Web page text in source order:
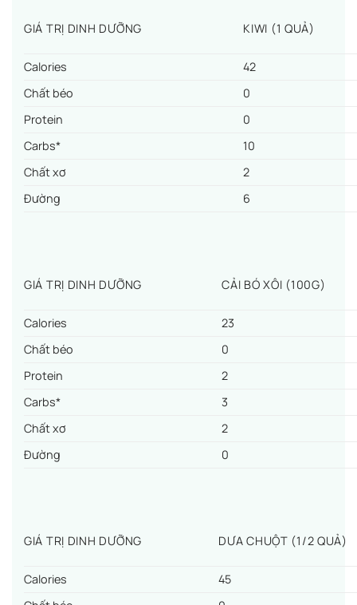
GIÁ TRỊ DINH DƯỠNG KIWI (1 QUẢ)
Calories
42
Chất béo
0
Protein
0
Carbs*
10
Chất xơ
2
Đường
6
GIÁ TRỊ DINH DƯỠNG CẢI BÓ XÔI (100G)
Calories
23
Chất béo
0
Protein
2
Carbs*
3
Chất xơ
2
Đường
0
GIÁ TRỊ DINH DƯỠNG DƯA CHUỘT (1/2 QUẢ)
Calories
45